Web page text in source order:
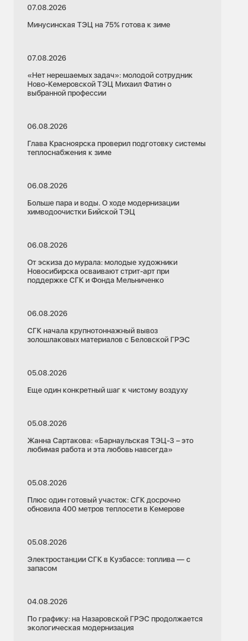
07.08.2026
Минусинская ТЭЦ на 75% готова к зиме
07.08.2026
«Нет нерешаемых задач»: молодой сотрудник
Ново-Кемеровской ТЭЦ Михаил Фатин о
выбранной профессии
06.08.2026
Глава Красноярска проверил подготовку системы
теплоснабжения к зиме
06.08.2026
Больше пара и воды. О ходе модернизации
химводоочистки Бийской ТЭЦ
06.08.2026
От эскиза до мурала: молодые художники
Новосибирска осваивают стрит-арт при
поддержке СГК и Фонда Мельниченко
06.08.2026
СГК начала крупнотоннажный вывоз
золошлаковых материалов с Беловской ГРЭС
05.08.2026
Еще один конкретный шаг к чистому воздуху
05.08.2026
Жанна Сартакова: «Барнаульская ТЭЦ-3 – это
любимая работа и эта любовь навсегда»
05.08.2026
Плюс один готовый участок: СГК досрочно
обновила 400 метров теплосети в Кемерове
05.08.2026
Электростанции СГК в Кузбассе: топлива — с
запасом
04.08.2026
По графику: на Назаровской ГРЭС продолжается
экологическая модернизация